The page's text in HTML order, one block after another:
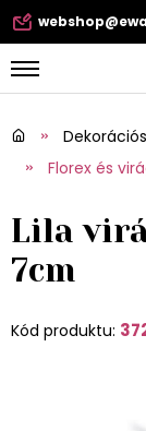
Florex és
Lila
7cm
Kód produktu: